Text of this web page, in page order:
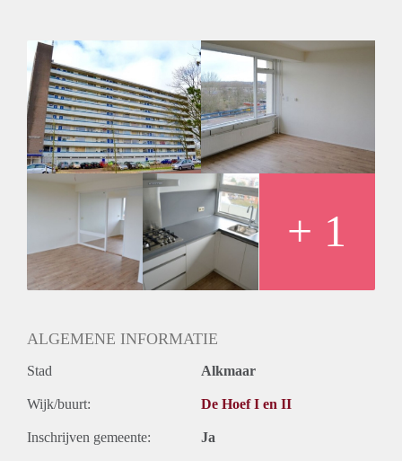
Huurtoeslag
Niet mogelijk
Inkomen eis
2,7 X Maandhuur Bruto
Huurtermijn
Onbepaalde termijn
Oplevering
Kaal
+ 1
ALGEMENE INFORMATIE
Stad Alkmaar
Wijk/buurt: De Hoef I en II
Inschrijven gemeente: Ja